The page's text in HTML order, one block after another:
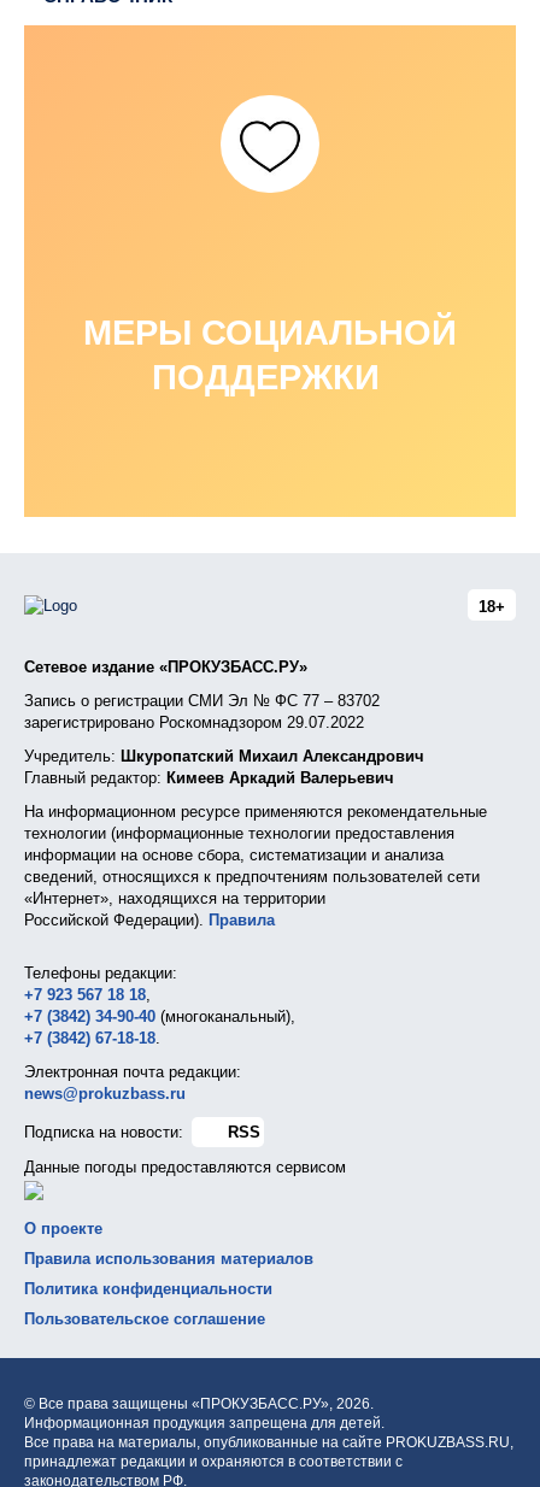
МЕРЫ СОЦИАЛЬНОЙ
ПОДДЕРЖКИ
18+
Сетевое издание «ПРОКУЗБАСС.РУ»
Запись о регистрации СМИ Эл № ФС 77 – 83702
зарегистрировано Роскомнадзором 29.07.2022
Учредитель: Шкуропатский Михаил Александрович
Главный редактор: Кимеев Аркадий Валерьевич
На информационном ресурсе применяются рекомендательные
технологии (информационные технологии предоставления
информации на основе сбора, систематизации и анализа
сведений, относящихся к предпочтениям пользователей сети
«Интернет», находящихся на территории
Российской Федерации). Правила
Телефоны редакции:
+7 923 567 18 18,
+7 (3842) 34-90-40 (многоканальный),
+7 (3842) 67-18-18.
Электронная почта редакции:
news@prokuzbass.ru
Подписка на новости:
RSS
Данные погоды предоставляются сервисом
О проекте
Правила использования материалов
Политика конфиденциальности
Пользовательское соглашение
© Все права защищены «ПРОКУЗБАСС.РУ», 2026.
Информационная продукция запрещена для детей.
Все права на материалы, опубликованные на сайте PROKUZBASS.RU,
принадлежат редакции и охраняются в соответствии с
законодательством РФ.